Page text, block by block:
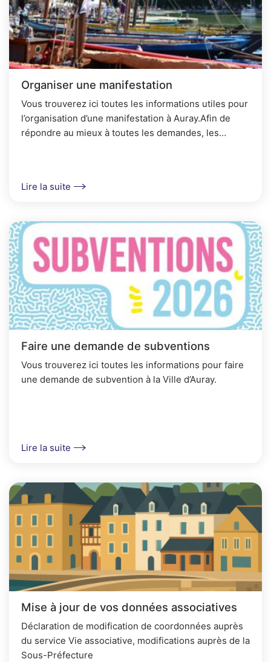
Organiser une manifestation
Vous trouverez ici toutes les informations utiles pour
l’organisation d’une manifestation à Auray.Afin de
répondre au mieux à toutes les demandes, les
Lire la suite
Faire une demande de subventions
Vous trouverez ici toutes les informations pour faire
une demande de subvention à la Ville d’Auray.
Lire la suite
Mise à jour de vos données associatives
Déclaration de modification de coordonnées auprès
du service Vie associative, modifications auprès de la
Sous-Préfecture